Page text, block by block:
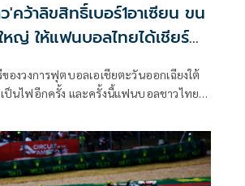
คว้าลิขสิทธิ์เบอร์1อาเซียน ขน
หญ่ ให้แฟนบอลไทยได้เชียร์
องวงการฟุตบอลเอเชียตะวันออกเฉียงใต้
ป็นไฟอีกครั้ง และครั้งนี้แฟนบอลชาวไทย
ยทอดสดการแข่งขันฟุตบอลชิงแชมป์
งการแต่เพียงผู้เดียวในประเทศไทย พร้อม
รรับชมที่เหนือชั้นด้วยภาพและเสียงคมชัด